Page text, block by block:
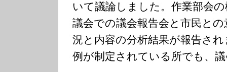
いて議論しました。作業部会
議会での議会報告会と市民と
況と内容の分析結果が報告さ
例が制定されている所でも、